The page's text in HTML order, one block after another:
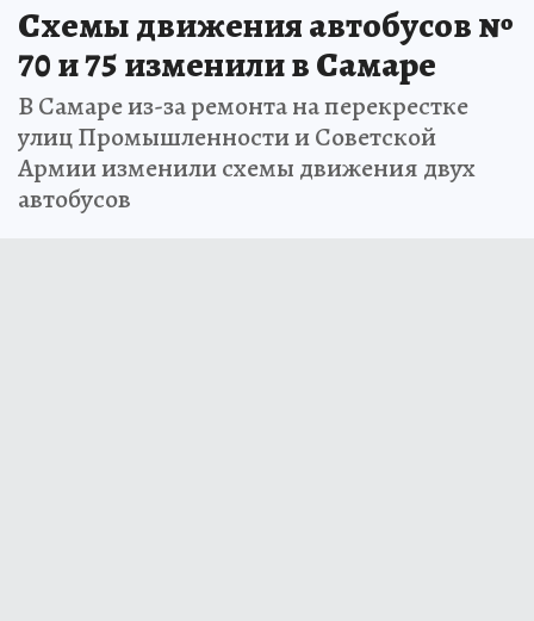
Схемы движения автобусов №
70 и 75 изменили в Самаре
В Самаре из-за ремонта на перекрестке
улиц Промышленности и Советской
Армии изменили схемы движения двух
автобусов